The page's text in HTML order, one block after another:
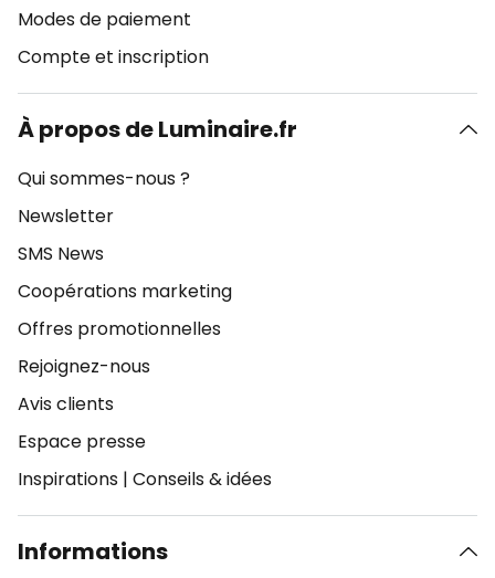
Modes de paiement
Compte et inscription
À propos de Luminaire.fr
Qui sommes-nous ?
Newsletter
SMS News
Coopérations marketing
Offres promotionnelles
Rejoignez-nous
Avis clients
Espace presse
Inspirations | Conseils & idées
Informations